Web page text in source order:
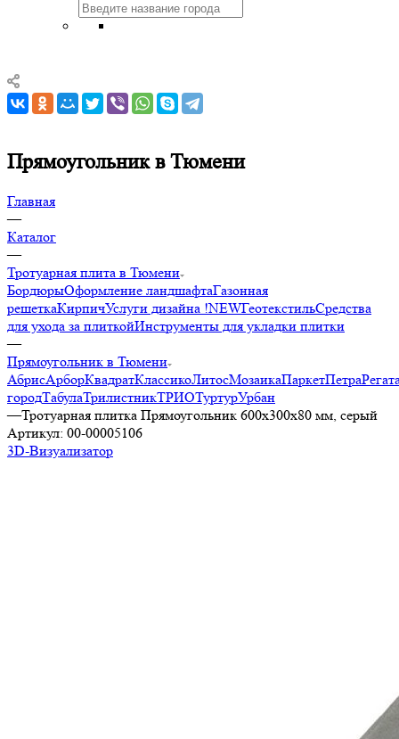
Прямоугольник в Тюмени
Главная
—
Каталог
—
Тротуарная плита в Тюмени
БордюрыОформление ландшафтаГазонная
решеткаКирпичУслуги дизайна !NEWГеотекстильСредства
для ухода за плиткойИнструменты для укладки плитки
—
Прямоугольник в Тюмени
АбрисАрборКвадратКлассикоЛитосМозаикаПаркетПетра
городТабулаТрилистникТРИОТуртурУрбан
—Тротуарная плитка Прямоугольник 600х300х80 мм, серый
Артикул: 00-00005106
3D-Визуализатор